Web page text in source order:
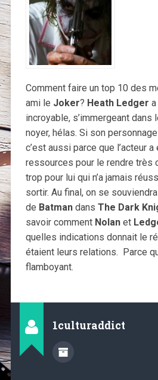
Comment faire un top 10 des
ami le Joker? Heath Ledger
incroyable, s’immergeant dans
noyer, hélas. Si son
c’est aussi parce que l’acteur
ressources pour le rendre très
trop pour lui qui n’a jamais
sortir. Au final, on se
de Batmandans The Dark
savoir comment Nolanet
quelles indications donnait le
étaient leurs relations. Parce
flamboyant.
1culturaddict